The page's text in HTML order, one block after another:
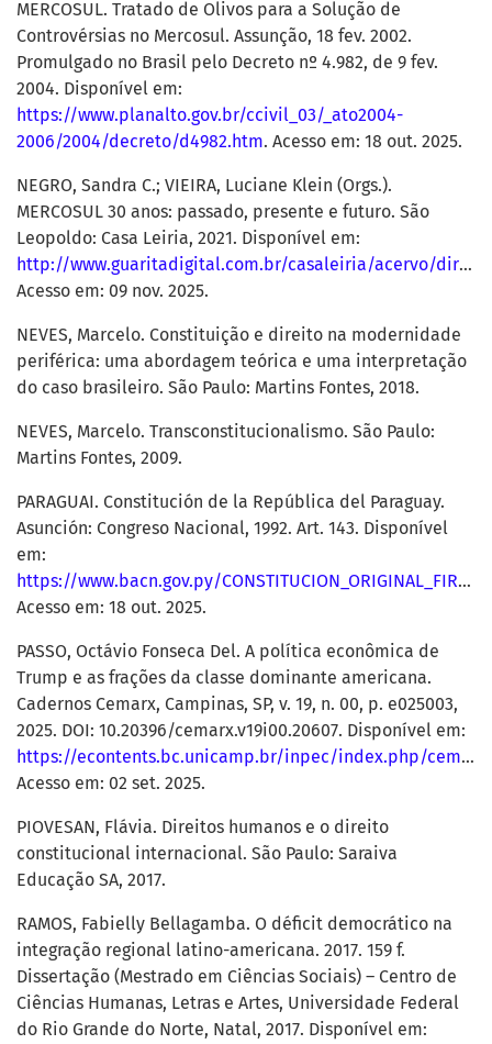
MERCOSUL. Tratado de Olivos para a Solução de
Controvérsias no Mercosul. Assunção, 18 fev. 2002.
Promulgado no Brasil pelo Decreto nº 4.982, de 9 fev.
2004. Disponível em:
https://www.planalto.gov.br/ccivil_03/_ato2004-
2006/2004/decreto/d4982.htm. Acesso em: 18 out. 2025.
NEGRO, Sandra C.; VIEIRA, Luciane Klein (Orgs.).
MERCOSUL 30 anos: passado, presente e futuro. São
Leopoldo: Casa Leiria, 2021. Disponível em:
http://www.guaritadigital.com.br/casaleiria/acervo/direito/mercosul30anos/index.html
Acesso em: 09 nov. 2025.
NEVES, Marcelo. Constituição e direito na modernidade
periférica: uma abordagem teórica e uma interpretação
do caso brasileiro. São Paulo: Martins Fontes, 2018.
NEVES, Marcelo. Transconstitucionalismo. São Paulo:
Martins Fontes, 2009.
PARAGUAI. Constitución de la República del Paraguay.
Asunción: Congreso Nacional, 1992. Art. 143. Disponível
em:
https://www.bacn.gov.py/CONSTITUCION_ORIGINAL_FIRMADA.pdf
Acesso em: 18 out. 2025.
PASSO, Octávio Fonseca Del. A política econômica de
Trump e as frações da classe dominante americana.
Cadernos Cemarx, Campinas, SP, v. 19, n. 00, p. e025003,
2025. DOI: 10.20396/cemarx.v19i00.20607. Disponível em:
https://econtents.bc.unicamp.br/inpec/index.php/cemarx/article/view/20607
Acesso em: 02 set. 2025.
PIOVESAN, Flávia. Direitos humanos e o direito
constitucional internacional. São Paulo: Saraiva
Educação SA, 2017.
RAMOS, Fabielly Bellagamba. O déficit democrático na
integração regional latino-americana. 2017. 159 f.
Dissertação (Mestrado em Ciências Sociais) – Centro de
Ciências Humanas, Letras e Artes, Universidade Federal
do Rio Grande do Norte, Natal, 2017. Disponível em: